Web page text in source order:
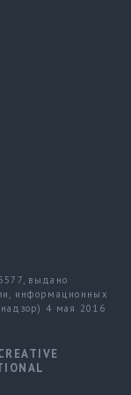
выдано
информационных
4 мая 2016